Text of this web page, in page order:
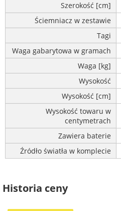
Szerokość [cm]
Ściemniacz w zestawie
Tagi
Waga gabarytowa w gramach
Waga [kg]
Wysokość
Wysokość [cm]
Wysokość towaru w
centymetrach
Zawiera baterie
Źródło światła w komplecie
Historia ceny